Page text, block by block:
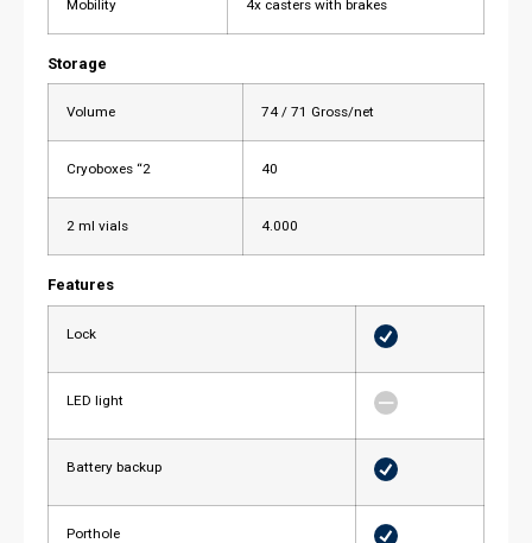
Mobility 4x casters with brakes
Storage
Volume 74 / 71 Gross/net
Cryoboxes “2 40
2 ml vials 4.000
Features
Lock
LED light
Battery backup
Porthole